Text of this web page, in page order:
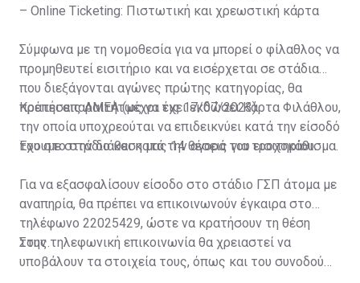
– Online Ticketing: Πιστωτική και χρεωστική κάρτα
Σύμφωνα με τη νομοθεσία για να μπορεί ο φίλαθλος να
προμηθευτεί εισιτήριο και να εισέρχεται σε στάδια
που διεξάγονται αγώνες πρώτης κατηγορίας, θα
πρέπει απαραιτήτως να έχει εκδώσει Κάρτα Φιλάθλου,
την οποία υποχρεούται να επιδεικνύει κατά την είσοδό
του στο στάδιο και κατά την αγορά του εισιτηρίου.
Κρατήσεις ΑΜΕΑ (μέχρι τις 17/07/2023)
Έχουμε στην διάθεση μας 14 θέσεις για τροχοκάθισμα.
Για να εξασφαλίσουν είσοδο στο στάδιο ΓΣΠ άτομα με
αναπηρία, θα πρέπει να επικοινωνούν έγκαιρα στο
τηλέφωνο 22025429, ώστε να κρατήσουν τη θέση
τους.
Στην τηλεφωνική επικοινωνία θα χρειαστεί να
υποβάλουν τα στοιχεία τους, όπως και του συνοδού